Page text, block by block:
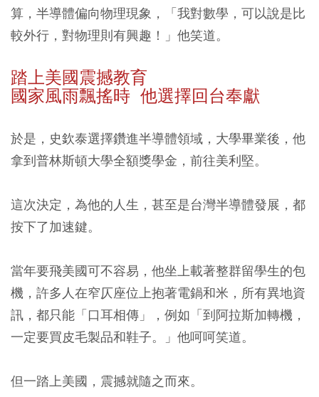
算，半導體偏向物理現象，「我對數學，可以說是比
較外行，對物理則有興趣！」他笑道。
踏上美國震撼教育
國家風雨飄搖時 他選擇回台奉獻
於是，史欽泰選擇鑽進半導體領域，大學畢業後，他
拿到普林斯頓大學全額獎學金，前往美利堅。
這次決定，為他的人生，甚至是台灣半導體發展，都
按下了加速鍵。
當年要飛美國可不容易，他坐上載著整群留學生的包
機，許多人在窄仄座位上抱著電鍋和米，所有異地資
訊，都只能「口耳相傳」，例如「到阿拉斯加轉機，
一定要買皮毛製品和鞋子。」他呵呵笑道。
但一踏上美國，震撼就隨之而來。